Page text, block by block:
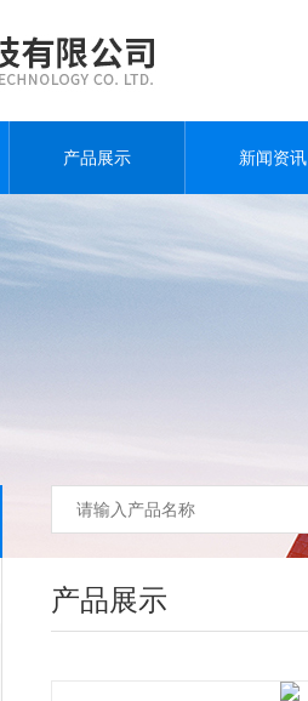
产品展示 新闻资讯
产品展示